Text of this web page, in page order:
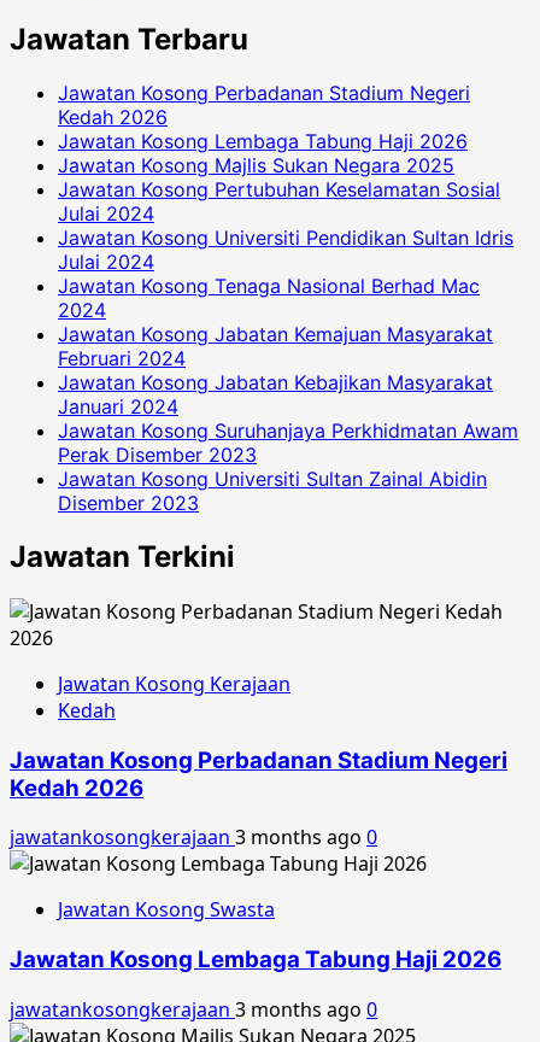
Jawatan Terbaru
Jawatan Kosong Perbadanan Stadium Negeri
Kedah 2026
Jawatan Kosong Lembaga Tabung Haji 2026
Jawatan Kosong Majlis Sukan Negara 2025
Jawatan Kosong Pertubuhan Keselamatan Sosial
Julai 2024
Jawatan Kosong Universiti Pendidikan Sultan Idris
Julai 2024
Jawatan Kosong Tenaga Nasional Berhad Mac
2024
Jawatan Kosong Jabatan Kemajuan Masyarakat
Februari 2024
Jawatan Kosong Jabatan Kebajikan Masyarakat
Januari 2024
Jawatan Kosong Suruhanjaya Perkhidmatan Awam
Perak Disember 2023
Jawatan Kosong Universiti Sultan Zainal Abidin
Disember 2023
Jawatan Terkini
Jawatan Kosong Kerajaan
Kedah
Jawatan Kosong Perbadanan Stadium Negeri
Kedah 2026
jawatankosongkerajaan 3 months ago 0
Jawatan Kosong Swasta
Jawatan Kosong Lembaga Tabung Haji 2026
jawatankosongkerajaan 3 months ago 0